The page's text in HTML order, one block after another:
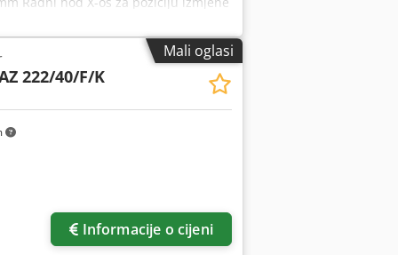
Udaljenost nosa vretena do stola:
Posmak: 0 do 10.000
120 mm Promjer alata: maks.
izmjene alata: cca 10 sekundi Pogon
400 V, 50 Hz, 7,5 kW CNC
- Sučelja: LAN, USB i CF-
vreteno s visokofrekventnim
Mjenjač alata s 13 pozicija -
vratima - Centralno podmazivanje
steznih čahura Transportne
stanje – kao novo Stroj dolazi iz
Mali oglasi
222/40/F/K
Informacije o cijeni